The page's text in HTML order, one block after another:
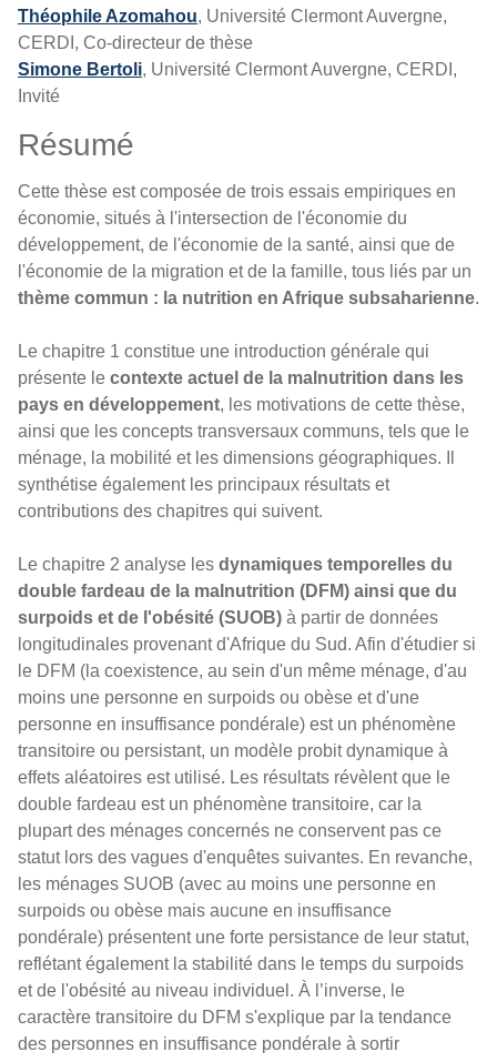
Théophile Azomahou, Université Clermont Auvergne,
CERDI, Co-directeur de thèse
Simone Bertoli, Université Clermont Auvergne, CERDI,
Invité
Résumé
Cette thèse est composée de trois essais empiriques en
économie, situés à l'intersection de l'économie du
développement, de l'économie de la santé, ainsi que de
l'économie de la migration et de la famille, tous liés par un
thème commun : la nutrition en Afrique subsaharienne.
Le chapitre 1 constitue une introduction générale qui
présente le contexte actuel de la malnutrition dans les
pays en développement, les motivations de cette thèse,
ainsi que les concepts transversaux communs, tels que le
ménage, la mobilité et les dimensions géographiques. Il
synthétise également les principaux résultats et
contributions des chapitres qui suivent.
Le chapitre 2 analyse les dynamiques temporelles du
double fardeau de la malnutrition (DFM) ainsi que du
surpoids et de l'obésité (SUOB) à partir de données
longitudinales provenant d'Afrique du Sud. Afin d'étudier si
le DFM (la coexistence, au sein d'un même ménage, d'au
moins une personne en surpoids ou obèse et d'une
personne en insuffisance pondérale) est un phénomène
transitoire ou persistant, un modèle probit dynamique à
effets aléatoires est utilisé. Les résultats révèlent que le
double fardeau est un phénomène transitoire, car la
plupart des ménages concernés ne conservent pas ce
statut lors des vagues d'enquêtes suivantes. En revanche,
les ménages SUOB (avec au moins une personne en
surpoids ou obèse mais aucune en insuffisance
pondérale) présentent une forte persistance de leur statut,
reflétant également la stabilité dans le temps du surpoids
et de l'obésité au niveau individuel. À l’inverse, le
caractère transitoire du DFM s'explique par la tendance
des personnes en insuffisance pondérale à sortir